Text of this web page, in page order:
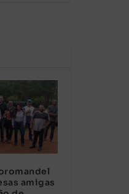
amigas